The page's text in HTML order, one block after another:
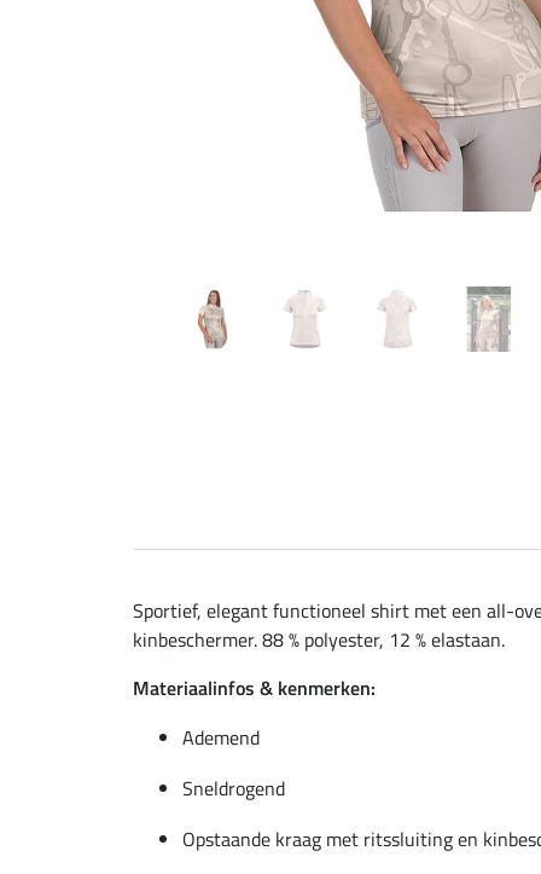
Sportief, elegant functioneel shirt met een all-
kinbeschermer. 88 % polyester, 12 % elastaan.
Materiaalinfos & kenmerken:
Ademend
Sneldrogend
Opstaande kraag met ritssluiting en